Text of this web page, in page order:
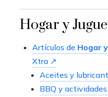
Hogar y
Artículos de Hogar
Xtra ↗
Aceites y
BBQ y